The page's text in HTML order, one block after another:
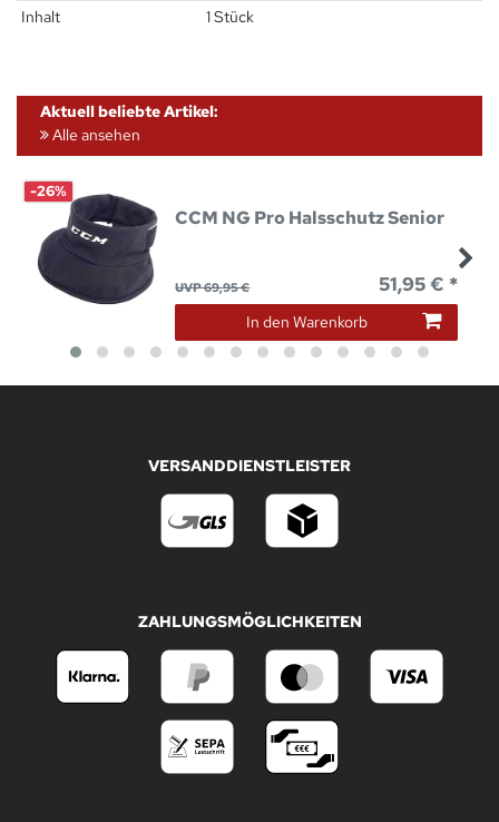
Inhalt 1 Stück
Aktuell beliebte Artikel:
Alle ansehen
-26%
CCM NG Pro Halsschutz Senior
UVP 69,95 € 51,95 € *
In den Warenkorb
VERSANDDIENSTLEISTER
ZAHLUNGSMÖGLICHKEITEN